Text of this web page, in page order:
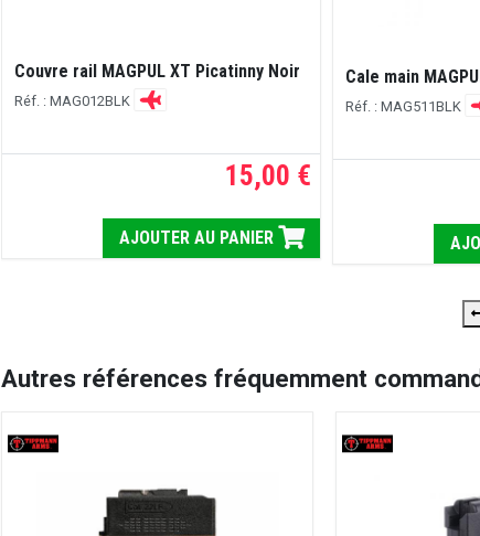
Couvre rail MAGPUL XT Picatinny Noir
Réf. : MAG012BLK
15,00 €
AJOUTER AU PANIER
Cale main
Réf. : MAG511BLK
Autres références fréquemment